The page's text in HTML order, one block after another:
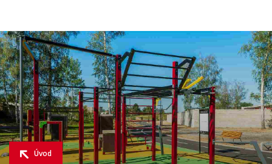
Úvod